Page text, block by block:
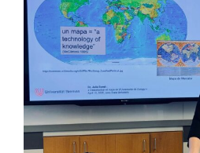
CON
YOLANDA
AIXELÀ-
CABRÉ
JUAN
TOMÁS
ÁVILA
LAUREL